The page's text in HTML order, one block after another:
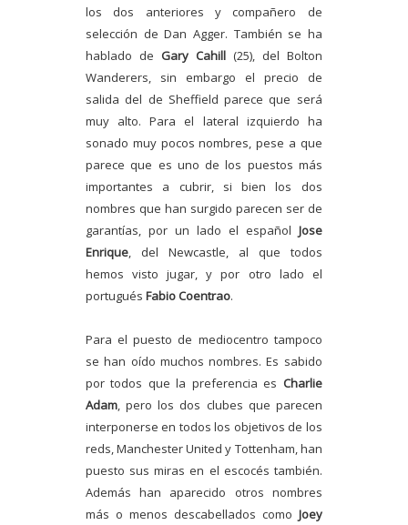
los dos anteriores y compañero de
selección de Dan Agger. También se ha
hablado de Gary Cahill(25), del Bolton
Wanderers, sin embargo el precio de
salida del de Sheffield parece que será
muy alto. Para el lateral izquierdo ha
sonado muy pocos nombres, pese a que
parece que es uno de los puestos más
importantes a cubrir, si bien los dos
nombres que han surgido parecen ser de
garantías, por un lado el español Jose
Enrique, del Newcastle, al que todos
hemos visto jugar, y por otro lado el
portugués Fabio Coentrao.
Para el puesto de mediocentro tampoco
se han oído muchos nombres. Es sabido
por todos que la preferencia es Charlie
Adam, pero los dos clubes que parecen
interponerse en todos los objetivos de los
reds, Manchester United y Tottenham, han
puesto sus miras en el escocés también.
Además han aparecido otros nombres
más o menos descabellados como Joey